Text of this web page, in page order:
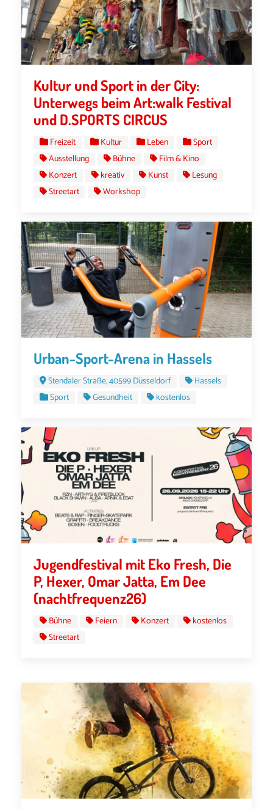
Kultur und Sport in der City:
Unterwegs beim Art:walk Festival
und D.SPORTS CIRCUS
Freizeit Kultur Leben
Sport
Ausstellung
Bühne
Film & Kino
Konzert
kreativ Kunst
Lesung
Streetart
Workshop
Urban-Sport-Arena in Hassels
Stendaler Straße, 40599 Düsseldorf
Hassels
Sport
Gesundheit kostenlos
Jugendfestival mit Eko Fresh, Die
P, Hexer, Omar Jatta, Em Dee
(nachtfrequenz26)
Bühne Feiern Konzert
kostenlos
Streetart